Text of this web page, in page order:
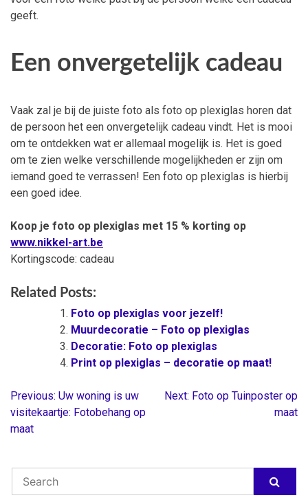
geeft.
Een onvergetelijk cadeau
Vaak zal je bij de juiste foto als foto op plexiglas horen dat
de persoon het een onvergetelijk cadeau vindt. Het is mooi
om te ontdekken wat er allemaal mogelijk is. Het is goed
om te zien welke verschillende mogelijkheden er zijn om
iemand goed te verrassen! Een foto op plexiglas is hierbij
een goed idee.
Koop je foto op plexiglas met 15 % korting op
www.nikkel-art.be
Kortingscode: cadeau
Related Posts:
Foto op plexiglas voor jezelf!
Muurdecoratie – Foto op plexiglas
Decoratie: Foto op plexiglas
Print op plexiglas – decoratie op maat!
Berichtnavigatie
Previous: Uw woning is uw
visitekaartje: Fotobehang op
maat
Next: Foto op Tuinposter op
maat